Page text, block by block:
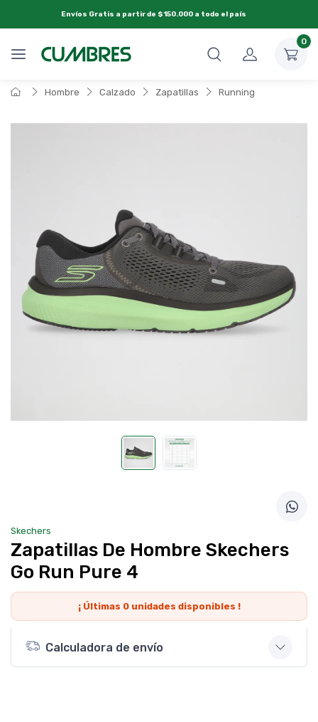
Envíos Gratis a partir de $150.000 a todo el país
0
Hombre Calzado Zapatillas Running
Skechers
Zapatillas De Hombre Skechers
Go Run Pure 4
¡ Últimas 0unidades disponibles !
Calculadora de envío